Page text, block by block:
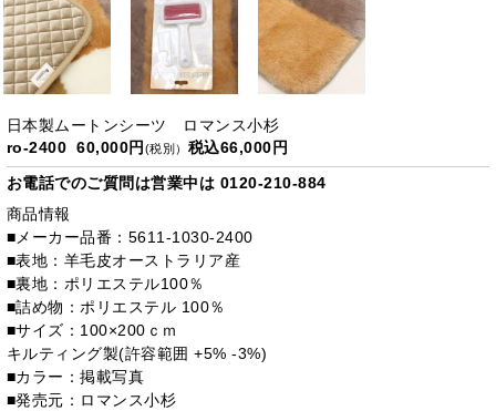
日本製ムートンシーツ ロマンス小杉
ro-2400 60,000円 (税別） 税込66,000円
お電話でのご質問は営業中は 0120-210-884
商品情報
■メーカー品番：5611-1030-2400
■表地：羊毛皮オーストラリア産
■裏地：ポリエステル100％
■詰め物：ポリエステル 100％
■サイズ：100×200ｃｍ
キルティング製(許容範囲 +5% -3%)
■カラー：掲載写真
■発売元：ロマンス小杉